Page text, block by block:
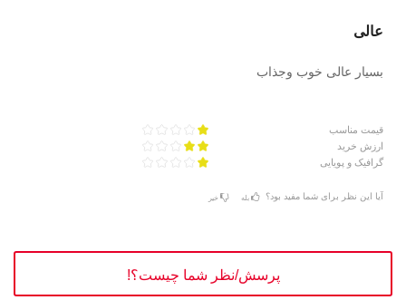
عالی
بسیار عالی خوب وجذاب
قیمت مناسب
ارزش خرید
گرافیک و پویایی
آیا این نظر برای شما مفید بود؟ بله خیر
پرسش/نظر شما چیست؟!